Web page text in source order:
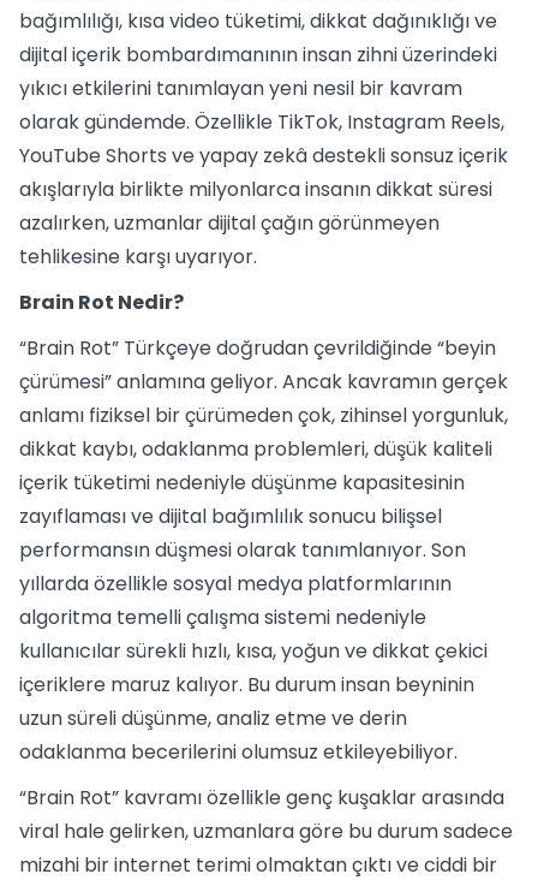
bağımlılığı, kısa video tüketimi, dikkat dağınıklığı ve
dijital içerik bombardımanının insan zihni üzerindeki
yıkıcı etkilerini tanımlayan yeni nesil bir kavram
olarak gündemde. Özellikle TikTok, Instagram Reels,
YouTube Shorts ve yapay zekâ destekli sonsuz içerik
akışlarıyla birlikte milyonlarca insanın dikkat süresi
azalırken, uzmanlar dijital çağın görünmeyen
tehlikesine karşı uyarıyor.
Brain Rot Nedir?
“Brain Rot” Türkçeye doğrudan çevrildiğinde “beyin
çürümesi” anlamına geliyor. Ancak kavramın gerçek
anlamı fiziksel bir çürümeden çok, zihinsel yorgunluk,
dikkat kaybı, odaklanma problemleri, düşük kaliteli
içerik tüketimi nedeniyle düşünme kapasitesinin
zayıflaması ve dijital bağımlılık sonucu bilişsel
performansın düşmesi olarak tanımlanıyor. Son
yıllarda özellikle sosyal medya platformlarının
algoritma temelli çalışma sistemi nedeniyle
kullanıcılar sürekli hızlı, kısa, yoğun ve dikkat çekici
içeriklere maruz kalıyor. Bu durum insan beyninin
uzun süreli düşünme, analiz etme ve derin
odaklanma becerilerini olumsuz etkileyebiliyor.
“Brain Rot” kavramı özellikle genç kuşaklar arasında
viral hale gelirken, uzmanlara göre bu durum sadece
mizahi bir internet terimi olmaktan çıktı ve ciddi bir